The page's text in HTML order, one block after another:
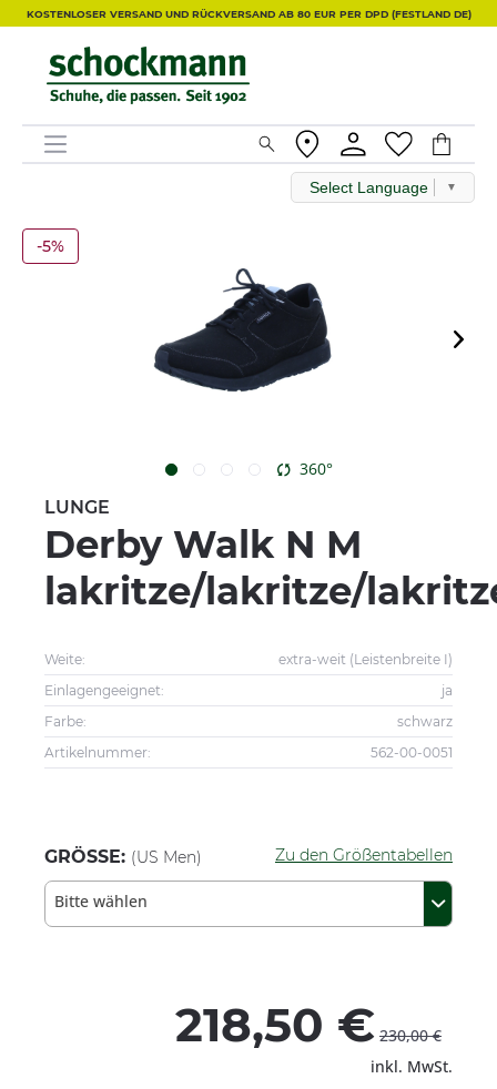
KOSTENLOSER VERSAND UND RÜCKVERSAND AB 80 EUR PER DPD (FESTLAND DE)
Select Language ▼
-5%
360°
LUNGE
Derby Walk N M
lakritze/lakritze/
Weite:
extra-weit (Leistenbreite I)
Einlagengeeignet:
ja
Farbe:
schwarz
Artikelnummer:
562-00-0051
GRÖSSE: (US Men) Zu den Größentabellen
Bitte wählen
218,50 € 230,00 €
inkl. MwSt.